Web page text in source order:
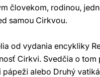
človekom, rodinou,
samou Cirkvou.
od vydania encykliky
Cirkvi. Svedčia o tom
alebo Druhý